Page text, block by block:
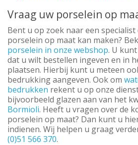
Vraag uw porselein op
Bent u op zoek naar een
porselein op maat kan maken?
porselein in onze webshop. U
dat u wilt bestellen ingeven en in
plaatsen. Hierbij kunt u meteen
bedrukking aangeven. Ook om
bedrukken rekent u op onze
bijvoorbeeld glazen aan van het
Bormioli. Heeft u vragen over de
porselein op maat? Dan kunt u
indienen. Wij helpen u graag
(0)51 566 370.